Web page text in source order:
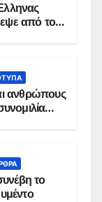
από το
ανθρώπους
το
ντοκουμέντο